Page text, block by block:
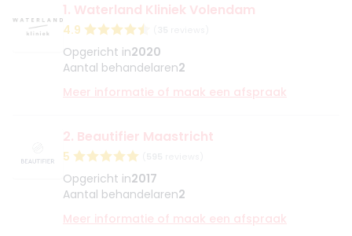
1. Waterland Kliniek Volendam
4.9
Opgericht in2020
Aantal behandelaren2
Meer informatie of maak een afspraak
2. Beautifier Maastricht
5
Opgericht in2017
Aantal behandelaren2
Meer informatie of maak een afspraak